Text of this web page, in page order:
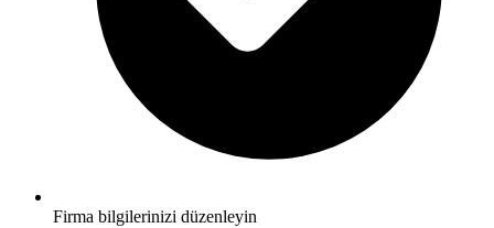
Firma bilgilerinizi düzenleyin